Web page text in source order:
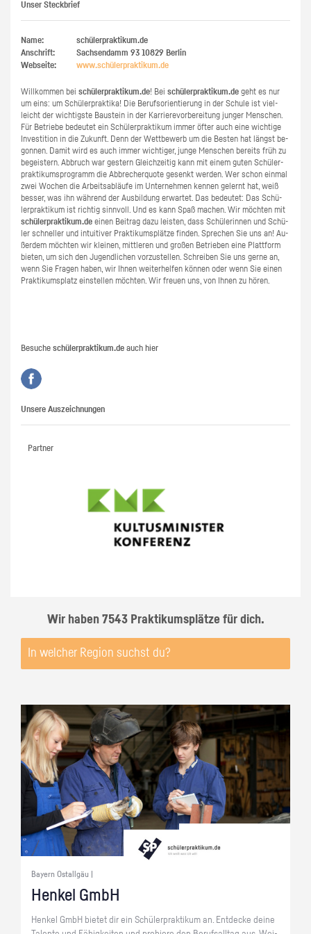
Unser Steckbrief
Name:
schülerpraktikum.de
Anschrift:
Sachsendamm 93 10829 Berlin
Webseite:
www.​schüler​prak​tiku​m.​de
Will­kom­men bei schü­ler­prak­ti­kum.de! Bei schü­ler­prak­ti­kum.de geht es nur
um eins: um Schü­ler­prak­ti­ka! Die Be­rufs­ori­en­tie­rung in der Schu­le ist viel­
leicht der wich­tigs­te Bau­stein in der Kar­rie­re­vor­be­rei­tung jun­ger Men­schen.
Für Be­trie­be be­deu­tet ein Schü­ler­prak­ti­kum immer öfter auch eine wich­ti­ge
In­ves­ti­ti­on in die Zu­kunft. Denn der Wett­be­werb um die Bes­ten hat längst be­
gon­nen. Damit wird es auch immer wich­ti­ger, junge Men­schen be­reits früh zu
be­geis­tern. Ab­bruch war ges­tern Gleich­zei­tig kann mit einem guten Schü­ler­
prak­ti­kums­pro­gramm die Ab­bre­cher­quo­te ge­senkt wer­den. Wer schon ein­mal
zwei Wo­chen die Ar­beits­ab­läu­fe im Un­ter­neh­men ken­nen ge­lernt hat, weiß
bes­ser, was ihn wäh­rend der Aus­bil­dung er­war­tet. Das be­deu­tet: Das Schü­
ler­prak­ti­kum ist rich­tig sinn­voll. Und es kann Spaß ma­chen. Wir möch­ten mit
schü­ler­prak­ti­kum.de einen Bei­trag dazu leis­ten, dass Schü­le­rin­nen und Schü­
ler schnel­ler und in­tui­ti­ver Prak­ti­kums­plät­ze fin­den. Spre­chen Sie uns an! Au­
ßer­dem möch­ten wir klei­nen, mitt­le­ren und gro­ßen Be­trie­ben eine Platt­form
bie­ten, um sich den Ju­gend­li­chen vor­zu­stel­len. Schrei­ben Sie uns gerne an,
wenn Sie Fra­gen haben, wir Ihnen wei­ter­hel­fen kön­nen oder wenn Sie einen
Prak­ti­kums­platz ein­stel­len möch­ten. Wir freu­en uns, von Ihnen zu hören.
Besuche schülerpraktikum.de auch hier
Unsere Auszeichnungen
Partner
Wir haben 7543 Praktikumsplätze für dich.
Bayern Ostallgäu |
Hen­kel GmbH
Hen­kel GmbH bie­tet dir ein Schü­ler­prak­ti­kum an. Ent­de­cke deine